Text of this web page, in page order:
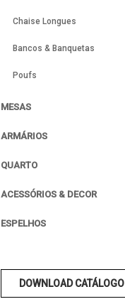
Chaise Longues
Bancos & Banquetas
Poufs
MESAS
ARMÁRIOS
QUARTO
ACESSÓRIOS & DECOR
ESPELHOS
DOWNLOAD CATÁLOGO